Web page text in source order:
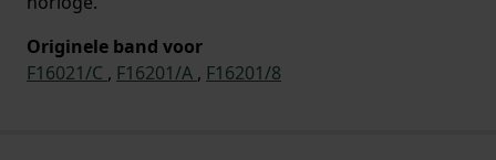
Originele band voor
F16021/C , F16201/A , F16201/8